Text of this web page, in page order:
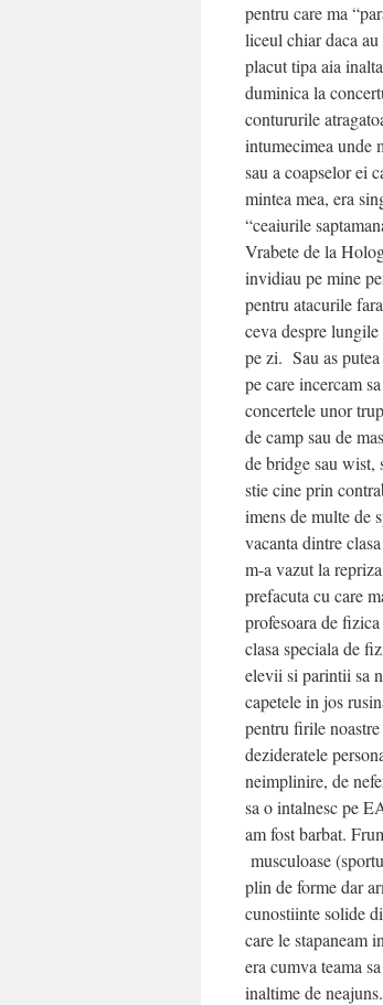
pentru care ma
liceul chiar daca
placut tipa aia
duminica la
contururile
intumecimea unde
sau a coapselor ei
mintea mea, era
“ceaiurile
Vrabete de la
invidiau pe mine
pentru atacurile
ceva despre
pe zi. Sau as
pe care incercam
concertele unor
de camp sau de
de bridge sau wist,
stie cine prin
imens de multe de
vacanta dintre
m-a vazut la
prefacuta cu care
profesoara de
clasa speciala de
elevii si parintii sa
capetele in jos
pentru firile
dezideratele
neimplinire, de
sa o intalnesc pe
am fost barbat.
musculoase
plin de forme dar
cunostiinte solide
care le stapaneam
era cumva teama
inaltime de